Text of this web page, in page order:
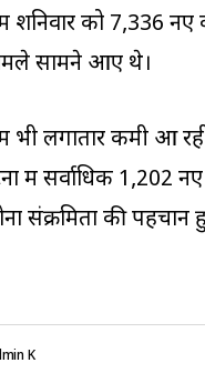
को 7,336 नए
सामने आए थे।
भी लगातार कमी आ
में सर्वाधिक 1,202
संक्रमितों की
K